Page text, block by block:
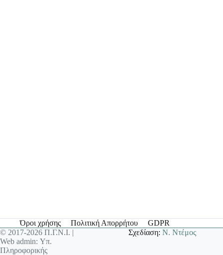
Όροι χρήσης Πολιτική Απορρήτου
GDPR
© 2017-2026 Π.Γ.Ν.Ι. |
Web admin: Υπ.
Πληροφορικής
Σχεδίαση:Ν. Ντέμος